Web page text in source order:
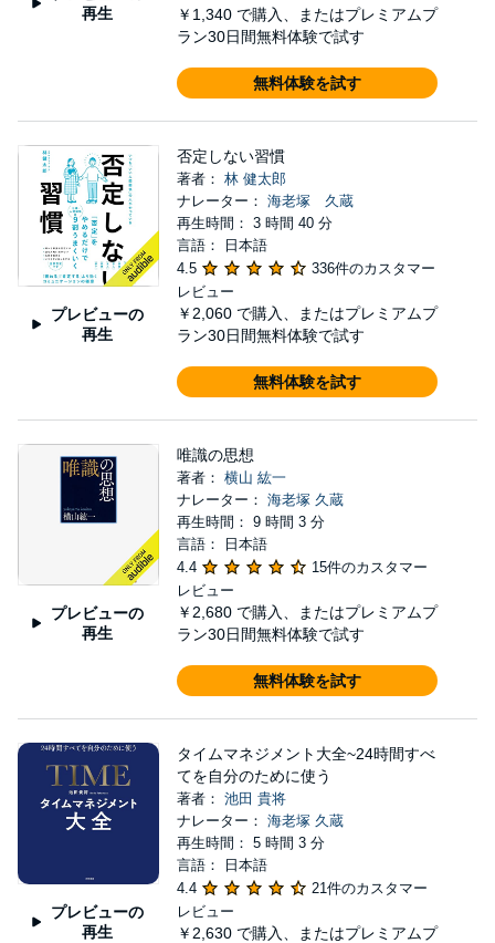
再生
￥1,340 で購入、またはプレミアムプ
ラン30日間無料体験で試す
無料体験を試す
プレビューの
再生
否定しない習慣
著者： 林 健太郎
ナレーター： 海老塚 久蔵
再生時間： 3 時間 40 分
言語： 日本語
4.5
336件のカスタマー
レビュー
￥2,060 で購入、またはプレミアムプ
ラン30日間無料体験で試す
無料体験を試す
プレビューの
再生
唯識の思想
著者： 横山 紘一
ナレーター： 海老塚 久蔵
再生時間： 9 時間 3 分
言語： 日本語
4.4
15件のカスタマー
レビュー
￥2,680 で購入、またはプレミアムプ
ラン30日間無料体験で試す
無料体験を試す
プレビューの
再生
タイムマネジメント大全~24時間すべ
てを自分のために使う
著者： 池田 貴将
ナレーター： 海老塚 久蔵
再生時間： 5 時間 3 分
言語： 日本語
4.4
21件のカスタマー
レビュー
￥2,630 で購入、またはプレミアムプ